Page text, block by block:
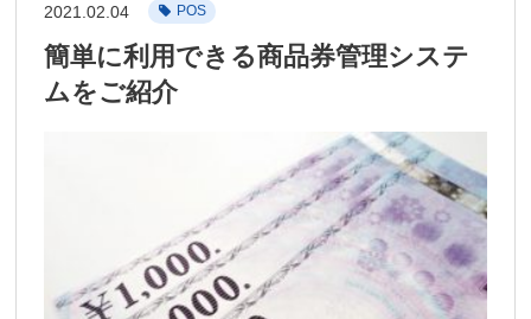
2021.02.04 POS
簡単に利用できる商品券管理システ
ムをご紹介